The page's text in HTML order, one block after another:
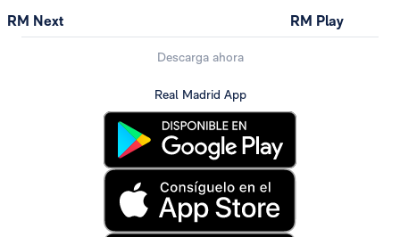
RM Next RM Play
Descarga ahora
Real Madrid App